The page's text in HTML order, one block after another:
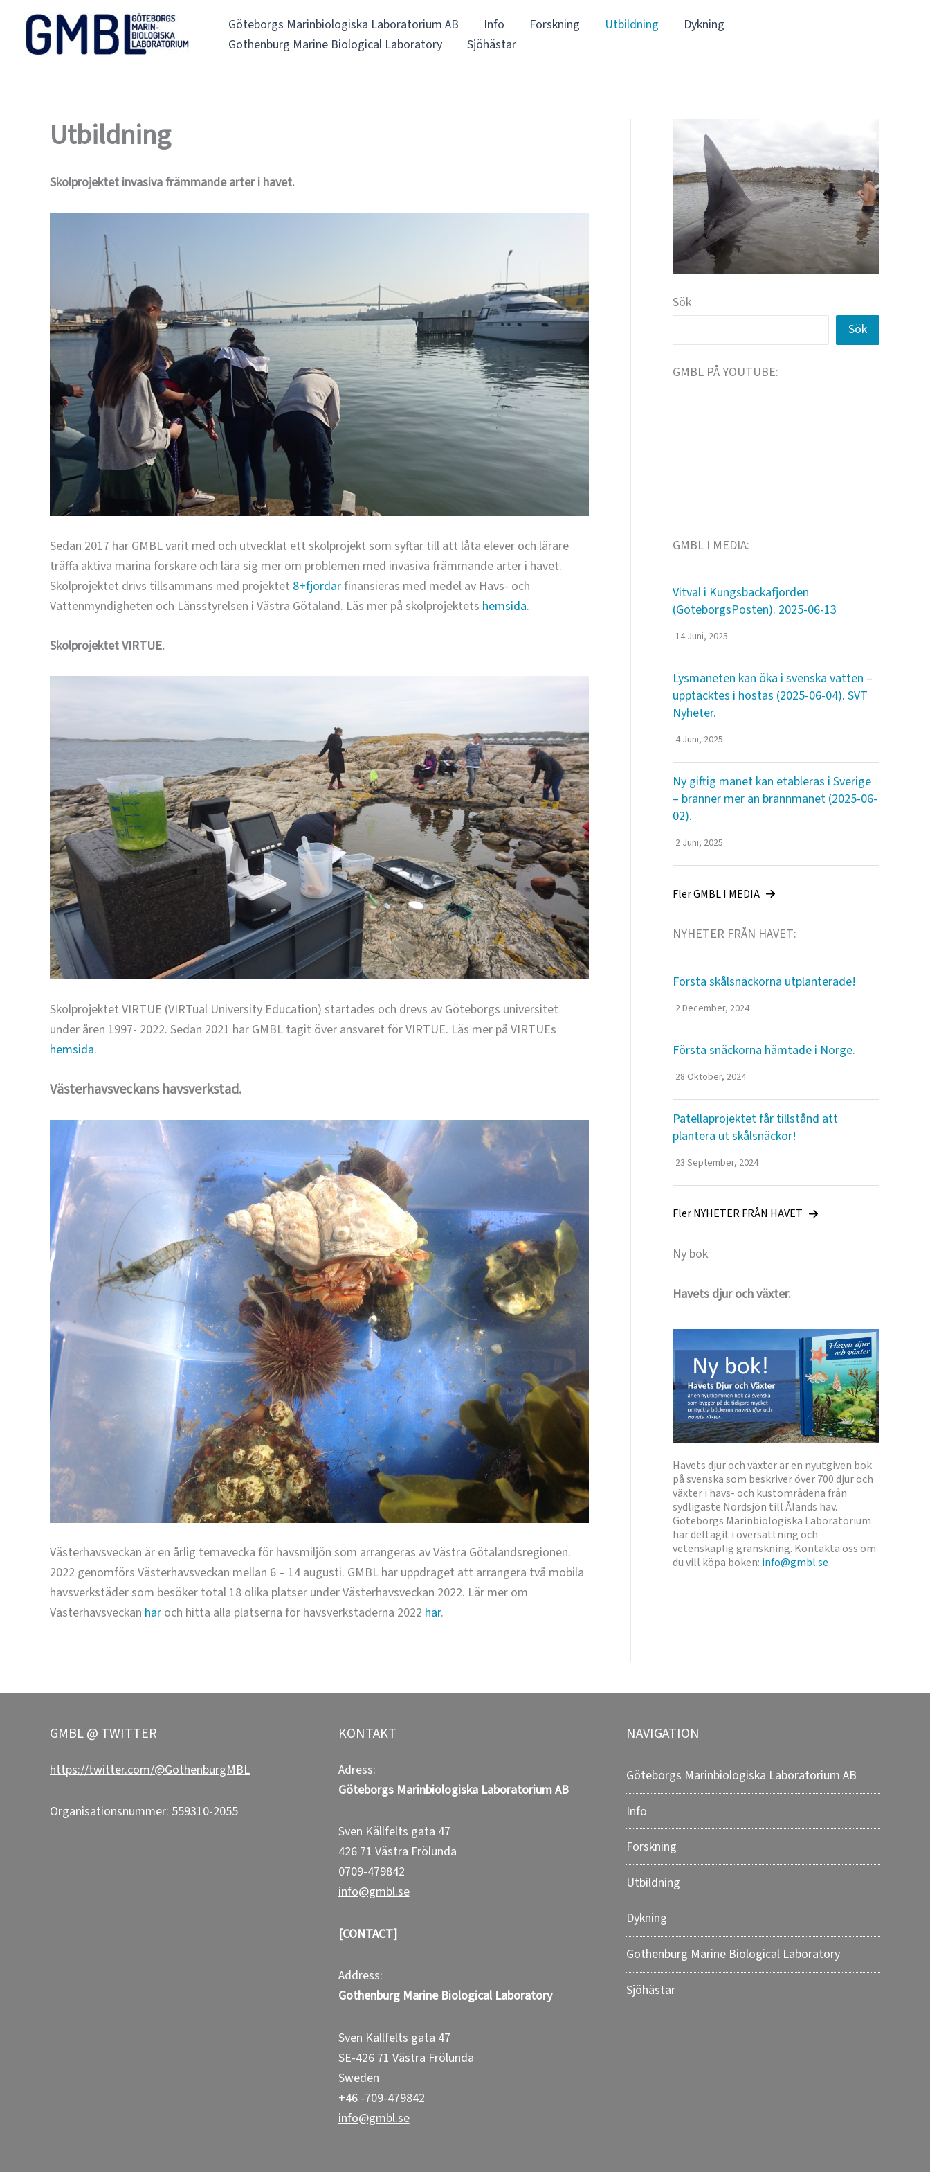
innehåll
Göteborgs Marinbiologiska Laboratorium AB Info Forskning Utbildning
Dykning
Gothenburg Marine Biological Laboratory
Sjöhästar
Utbildning
Skolprojektet invasiva främmande arter i havet.
Sedan 2017 har GMBL varit med och utvecklat ett skolprojekt som syftar till att låta elever och lärare
träffa aktiva marina forskare och lära sig mer om problemen med invasiva främmande arter i havet.
Skolprojektet drivs tillsammans med projektet 8+fjordarfinansieras med medel av Havs- och
Vattenmyndigheten och Länsstyrelsen i Västra Götaland. Läs mer på skolprojektets hemsida.
Skolprojektet VIRTUE.
Skolprojektet VIRTUE (VIRTual University Education) startades och drevs av Göteborgs universitet
under åren 1997- 2022. Sedan 2021 har GMBL tagit över ansvaret för VIRTUE. Läs mer på VIRTUEs
hemsida.
Västerhavsveckans havsverkstad.
Västerhavsveckan är en årlig temavecka för havsmiljön som arrangeras av Västra Götalandsregionen.
2022 genomförs Västerhavsveckan mellan 6 – 14 augusti. GMBL har uppdraget att arrangera två mobila
havsverkstäder som besöker total 18 olika platser under Västerhavsveckan 2022. Lär mer om
Västerhavsveckan här och hitta alla platserna för havsverkstäderna 2022 här.
Sök
Sök
GMBL PÅ YOUTUBE:
GMBL I MEDIA:
Vitval i Kungsbackafjorden
(GöteborgsPosten). 2025-06-13
14 Juni, 2025
Lysmaneten kan öka i svenska vatten –
upptäcktes i höstas (2025-06-04). SVT
Nyheter.
4 Juni, 2025
Ny giftig manet kan etableras i Sverige
– bränner mer än brännmanet (2025-06-
02).
2 Juni, 2025
Fler GMBL I MEDIA
NYHETER FRÅN HAVET:
Första skålsnäckorna utplanterade!
2 December, 2024
Första snäckorna hämtade i Norge.
28 Oktober, 2024
Patellaprojektet får tillstånd att
plantera ut skålsnäckor!
23 September, 2024
Fler NYHETER FRÅN HAVET
Ny bok
Havets djur och växter.
Havets djur och växter är en nyutgiven bok
på svenska som beskriver över 700 djur och
växter i havs- och kustområdena från
sydligaste Nordsjön till Ålands hav.
Göteborgs Marinbiologiska Laboratorium
har deltagit i översättning och
vetenskaplig granskning. Kontakta oss om
du vill köpa boken: info@gmbl.se
GMBL @ TWITTER
https://twitter.com/@GothenburgMBL
Organisationsnummer: 559310-2055
KONTAKT
Adress:
Göteborgs Marinbiologiska LaboratoriumAB
Sven Källfelts gata 47
426 71 Västra Frölunda
0709-479842
info@gmbl.se
[CONTACT]
Address:
Gothenburg Marine Biological Laboratory
Sven Källfelts gata 47
SE-426 71 Västra Frölunda
Sweden
+46 -709-479842
info@gmbl.se
NAVIGATION
Göteborgs Marinbiologiska Laboratorium AB
Info
Forskning
Utbildning
Dykning
Gothenburg Marine Biological Laboratory
Sjöhästar